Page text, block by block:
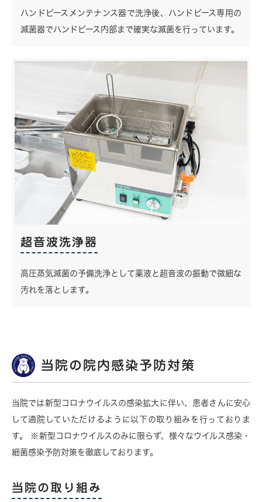
ハンドピースメンテナンス器で洗浄後、ハンドピース専用の
滅菌器でハンドピース内部まで確実な滅菌を行っています。
超音波洗浄器
高圧蒸気滅菌の予備洗浄として薬液と超音波の振動で微細な
汚れを落とします。
当院の院内感染予防対策
当院では新型コロナウイルスの感染拡大に伴い、患者さんに安心
して通院していただけるように以下の取り組みを行っておりま
す。 ※新型コロナウイルスのみに限らず、様々なウイルス感染・
細菌感染予防対策を徹底しております。
当院の取り組み